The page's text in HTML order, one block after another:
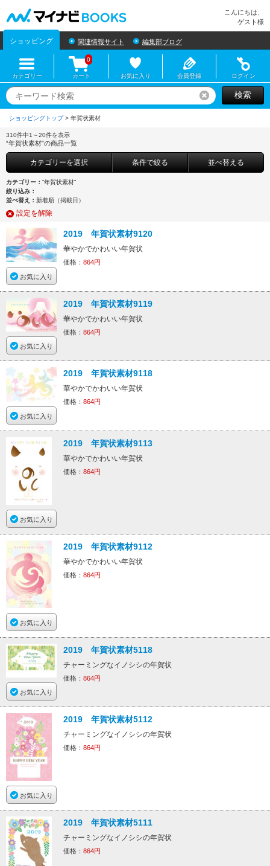
こんにちは、
ゲスト様
ショッピング 関連情報サイト 編集部ブログ
カテゴリー カート
0
お気に入り 会員登録 ログイン
リセット検索
ショッピングトップ>
310件中1～20件を表示
“年賀状素材”の商品一覧
カテゴリーを選択 条件で絞る 並べ替える
カテゴリー： “年賀状素材”
絞り込み：
並べ替え： 新着順（掲載日）
設定を解除
お気に入り
2019 年賀状素材9120
華やかでかわいい年賀状
価格： 864円
お気に入り
2019 年賀状素材9119
華やかでかわいい年賀状
価格： 864円
お気に入り
2019 年賀状素材9118
華やかでかわいい年賀状
価格： 864円
お気に入り
2019 年賀状素材9113
華やかでかわいい年賀状
価格： 864円
お気に入り
2019 年賀状素材9112
華やかでかわいい年賀状
価格： 864円
お気に入り
2019 年賀状素材5118
チャーミングなイノシシの年賀状
価格： 864円
お気に入り
2019 年賀状素材5112
チャーミングなイノシシの年賀状
価格： 864円
2019 年賀状素材5111
チャーミングなイノシシの年賀状
価格： 864円